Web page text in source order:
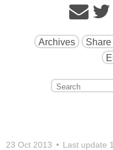
Archives
23 Oct 2013 Last update